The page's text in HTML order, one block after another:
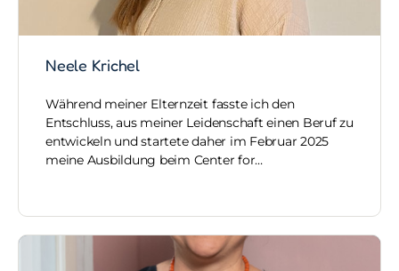
Neele Krichel
Während meiner Elternzeit fasste ich den
Entschluss, aus meiner Leidenschaft einen Beruf zu
entwickeln und startete daher im Februar 2025
meine Ausbildung beim Center for…